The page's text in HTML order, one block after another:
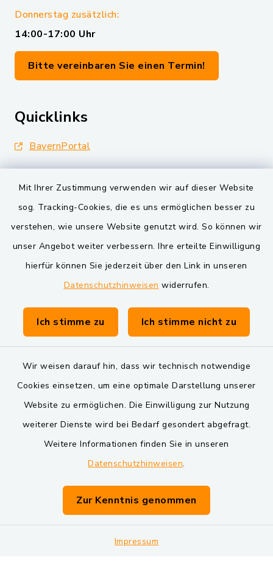
Mit Ihrer Zustimmung verwenden wir auf dieser Website
sog. Tracking-Cookies, die es uns ermöglichen besser zu
verstehen, wie unsere Website genutzt wird. So können wir
unser Angebot weiter verbessern. Ihre erteilte Einwilligung
hierfür können Sie jederzeit über den Link in unseren
Datenschutzhinweisen widerrufen.
Ich stimme zu Ich stimme nicht zu
Wir weisen darauf hin, dass wir technisch notwendige
Cookies einsetzen, um eine optimale Darstellung unserer
Website zu ermöglichen. Die Einwilligung zur Nutzung
weiterer Dienste wird bei Bedarf gesondert abgefragt.
Weitere Informationen finden Sie in unseren
Datenschutzhinweisen.
Zur Kenntnis genommen
Impressum
Donnerstag zusätzlich:
14:00-17:00 Uhr
Bitte vereinbaren Sie einen Termin!
Quicklinks
BayernPortal
Landkreis Schwandorf
VG und Gemeinden
Markt Schwarzenfeld
Gemeinde Schwarzach bei Nabburg
Verwaltungsgemeinschaft Schwarzenfeld
Barrierefreiheit
Impressum
Sitemap